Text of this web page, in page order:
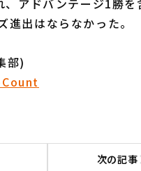
で開く）
、アドバンテージ1勝
進出はならなかった。
部)
へ 次の記事
次の